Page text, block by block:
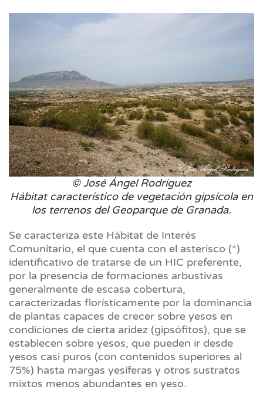
© José Ángel Rodríguez
Hábitat característico de vegetación gipsícola en
los terrenos del Geoparque de Granada.
Se caracteriza este Hábitat de Interés
Comunitario, el que cuenta con el asterisco (*)
identificativo de tratarse de un HIC preferente,
por la presencia de formaciones arbustivas
generalmente de escasa cobertura,
caracterizadas florísticamente por la dominancia
de plantas capaces de crecer sobre yesos en
condiciones de cierta aridez (gipsófitos), que se
establecen sobre yesos, que pueden ir desde
yesos casi puros (con contenidos superiores al
75%) hasta margas yesíferas y otros sustratos
mixtos menos abundantes en yeso.